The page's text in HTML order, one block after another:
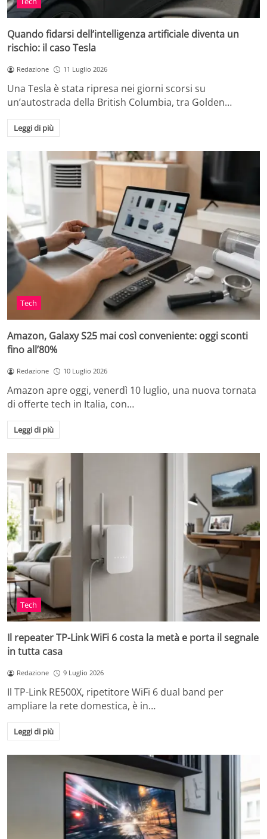
Quando fidarsi dell’intelligenza artificiale diventa un
rischio: il caso Tesla
Redazione 11 Luglio 2026
Una Tesla è stata ripresa nei giorni scorsi su
un’autostrada della British Columbia, tra Golden…
Leggi di più
Tech
Amazon, Galaxy S25 mai così conveniente: oggi sconti
fino all’80%
Redazione 10 Luglio 2026
Amazon apre oggi, venerdì 10 luglio, una nuova tornata
di offerte tech in Italia, con…
Leggi di più
Tech
Il repeater TP-Link WiFi 6 costa la metà e porta il segnale
in tutta casa
Redazione 9 Luglio 2026
Il TP-Link RE500X, ripetitore WiFi 6 dual band per
ampliare la rete domestica, è in…
Leggi di più